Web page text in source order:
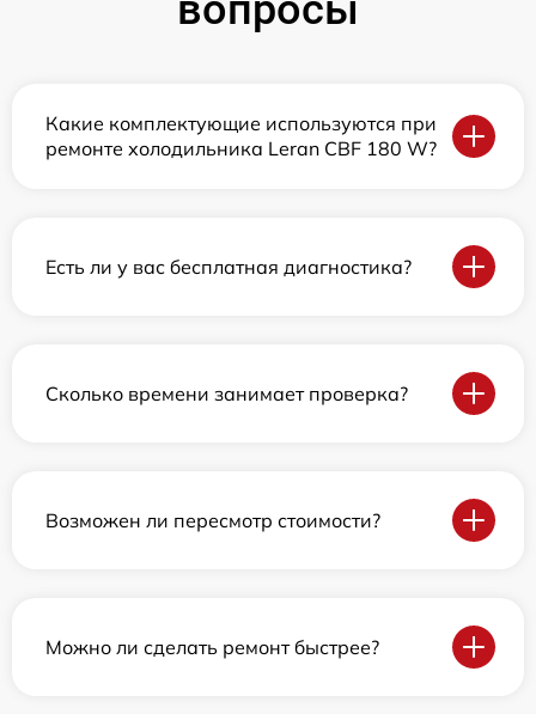
Какие комплектующие используются при
ремонте холодильника Leran CBF 180 W?
Есть ли у вас бесплатная диагностика?
Сколько времени занимает проверка?
Возможен ли пересмотр стоимости?
Можно ли сделать ремонт быстрее?